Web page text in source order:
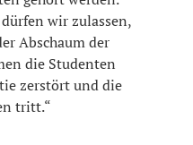
wir zulassen,
Abschaum der
die Studenten
zerstört und die
tritt.“